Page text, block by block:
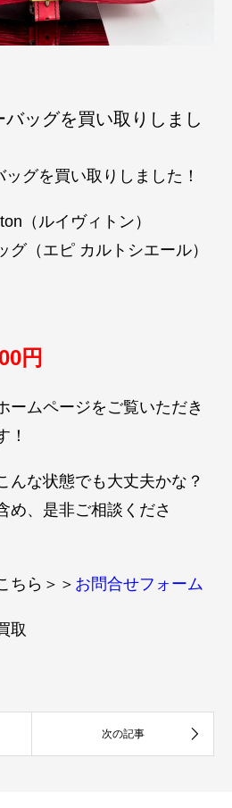
ッグを買い取りしまし
グを買い取りしました！
（ルイヴィトン）
グ（エピ カルトシエール）
円
ームページをご覧いただき
！
んな状態でも大丈夫かな？
め、是非ご相談くださ
ちら＞＞ お問合せフォーム
取